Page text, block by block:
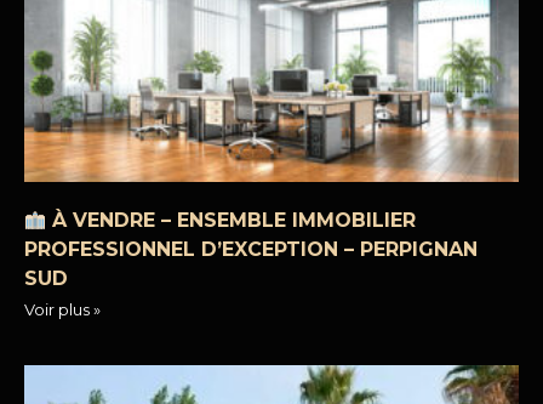
À VENDRE – ENSEMBLE IMMOBILIER
PROFESSIONNEL D’EXCEPTION – PERPIGNAN
SUD
Voir plus »